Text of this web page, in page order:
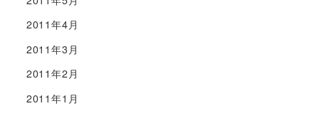
2011年4月
2011年3月
2011年2月
2011年1月